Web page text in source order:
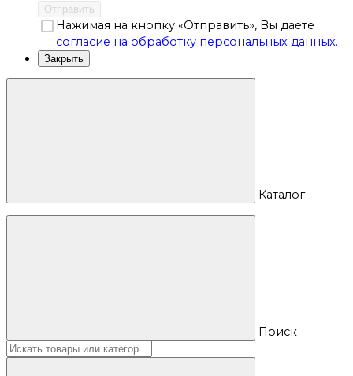
Отправить
Нажимая на кнопку «Отправить», Вы даете
согласие на обработку персональных данных.
Закрыть
Каталог
Поиск